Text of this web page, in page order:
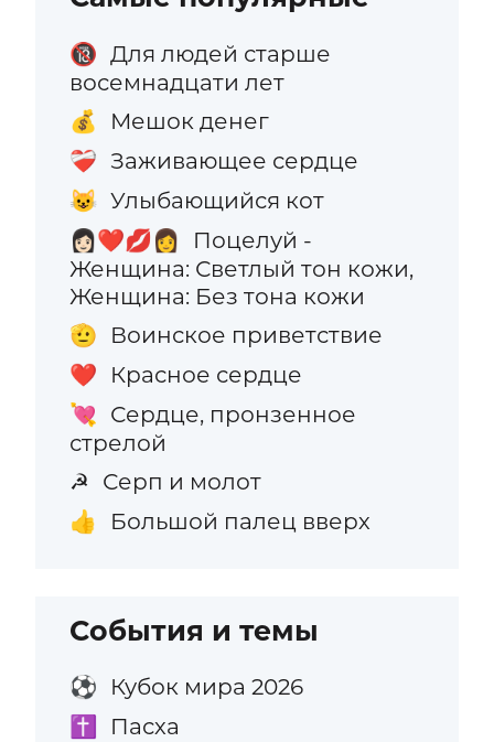
🔞 Для людей старше
восемнадцати лет
💰 Мешок денег
❤️‍🩹 Заживающее сердце
😺 Улыбающийся кот
👩🏻‍❤️‍💋‍👩
Поцелуй -
Женщина: Светлый тон кожи,
Женщина: Без тона кожи
🫡 Воинское приветствие
❤️ Красное сердце
💘 Сердце, пронзенное
стрелой
☭ Серп и молот
👍 Большой палец вверх
События и темы
⚽ Кубок мира 2026
✝️ Пасха